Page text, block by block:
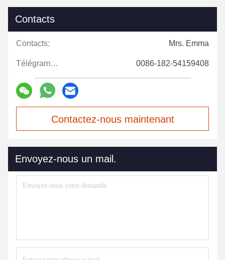
Contacts
Contacts: Mrs. Emma
Télégramme: 0086-182-54159408
Contactez-nous maintenant
Envoyez-nous un mail.